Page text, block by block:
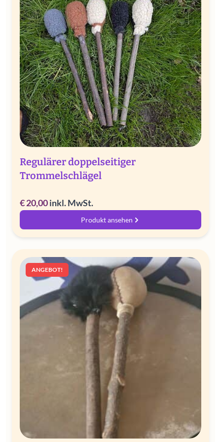
Regulärer doppelseitiger
Trommelschlägel
€20,00inkl. MwSt.
Produkt ansehen
ANGEBOT!